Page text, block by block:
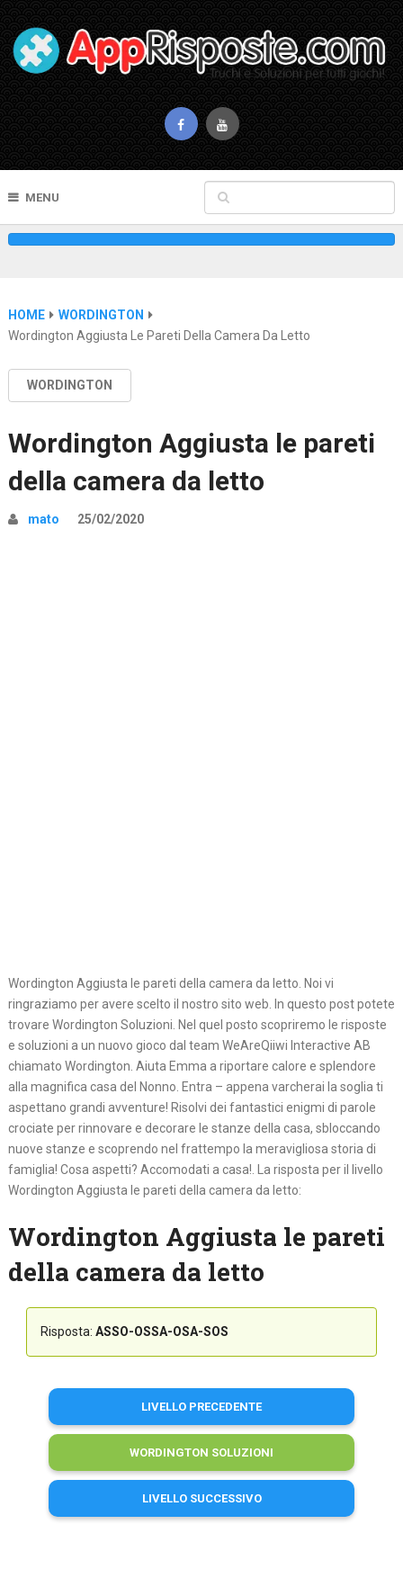
MENU
HOME
WORDINGTON
Wordington Aggiusta Le Pareti Della Camera Da Letto
WORDINGTON
Wordington Aggiusta le pareti
della camera da letto
mato 25/02/2020
Wordington Aggiusta le pareti della camera da letto. Noi vi
ringraziamo per avere scelto il nostro sito web. In questo post potete
trovare Wordington Soluzioni. Nel quel posto scopriremo le risposte
e soluzioni a un nuovo gioco dal team WeAreQiiwi Interactive AB
chiamato Wordington. Aiuta Emma a riportare calore e splendore
alla magnifica casa del Nonno. Entra – appena varcherai la soglia ti
aspettano grandi avventure! Risolvi dei fantastici enigmi di parole
crociate per rinnovare e decorare le stanze della casa, sbloccando
nuove stanze e scoprendo nel frattempo la meravigliosa storia di
famiglia! Cosa aspetti? Accomodati a casa!. La risposta per il livello
Wordington Aggiusta le pareti della camera da letto:
Wordington Aggiusta le pareti
della camera da letto
Risposta: ASSO-OSSA-OSA-SOS
LIVELLO PRECEDENTE
WORDINGTON SOLUZIONI
LIVELLO SUCCESSIVO